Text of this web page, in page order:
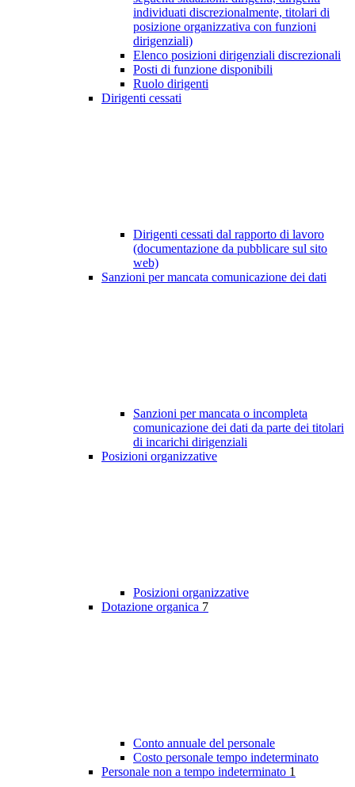
individuati discrezionalmente, titolari di
posizione organizzativa con funzioni
dirigenziali)
Elenco posizioni dirigenziali discrezionali
Posti di funzione disponibili
Ruolo dirigenti
Dirigenti cessati
Dirigenti cessati dal rapporto di lavoro
(documentazione da pubblicare sul sito
web)
Sanzioni per mancata comunicazione dei dati
Sanzioni per mancata o incompleta
comunicazione dei dati da parte dei titolari
di incarichi dirigenziali
Posizioni organizzative
Posizioni organizzative
Dotazione organica 7
Conto annuale del personale
Costo personale tempo indeterminato
Personale non a tempo indeterminato 1